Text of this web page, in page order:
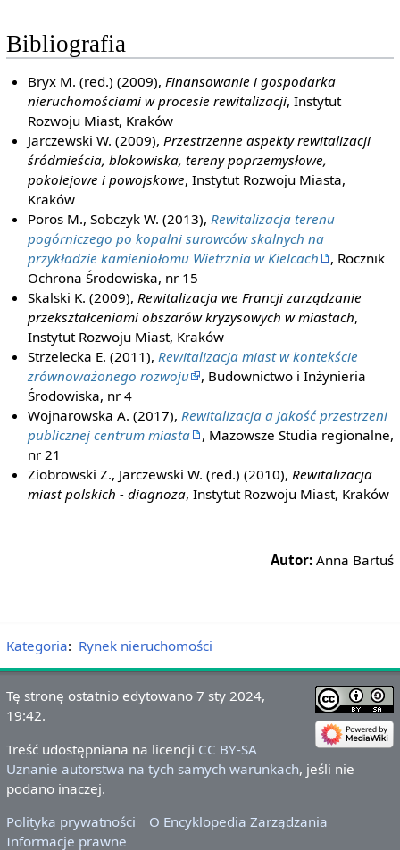
Bibliografia
Bryx M. (red.) (2009), Finansowanie i gospodarka
nieruchomościami w procesie rewitalizacji, Instytut
Rozwoju Miast, Kraków
Jarczewski W. (2009), Przestrzenne aspekty rewitalizacji
śródmieścia, blokowiska, tereny poprzemysłowe,
pokolejowe i powojskowe, Instytut Rozwoju Miasta,
Kraków
Poros M., Sobczyk W. (2013), Rewitalizacja terenu
pogórniczego po kopalni surowców skalnych na
przykładzie kamieniołomu Wietrznia w Kielcach
, Rocznik
Ochrona Środowiska, nr 15
Skalski K. (2009), Rewitalizacja we Francji zarządzanie
przekształceniami obszarów kryzysowych w miastach,
Instytut Rozwoju Miast, Kraków
Strzelecka E. (2011), Rewitalizacja miast w kontekście
zrównoważonego rozwoju
, Budownictwo i Inżynieria
Środowiska, nr 4
Wojnarowska A. (2017), Rewitalizacja a jakość przestrzeni
publicznej centrum miasta
, Mazowsze Studia regionalne,
nr 21
Ziobrowski Z., Jarczewski W. (red.) (2010), Rewitalizacja
miast polskich - diagnoza, Instytut Rozwoju Miast, Kraków
Autor: Anna Bartuś
Kategoria: Rynek nieruchomości
Tę stronę ostatnio edytowano 7 sty 2024,
19:42.
Treść udostępniana na licencji CC BY-SA
Uznanie autorstwa na tych samych warunkach, jeśli nie
podano inaczej.
Polityka prywatności
O Encyklopedia Zarządzania
Informacje prawne